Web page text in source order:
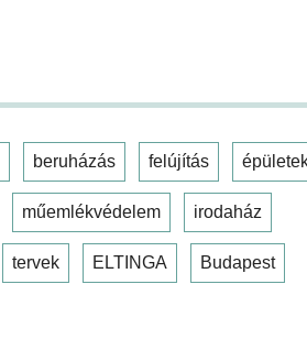
beruházás felújítás
műemlékvédelem irodaház
tervek ELTINGA Budapest